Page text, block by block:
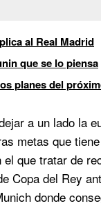
al Real Madrid
que se lo piensa
planes del
a un lado la
metas que
que tratar de
Copa del Rey
donde